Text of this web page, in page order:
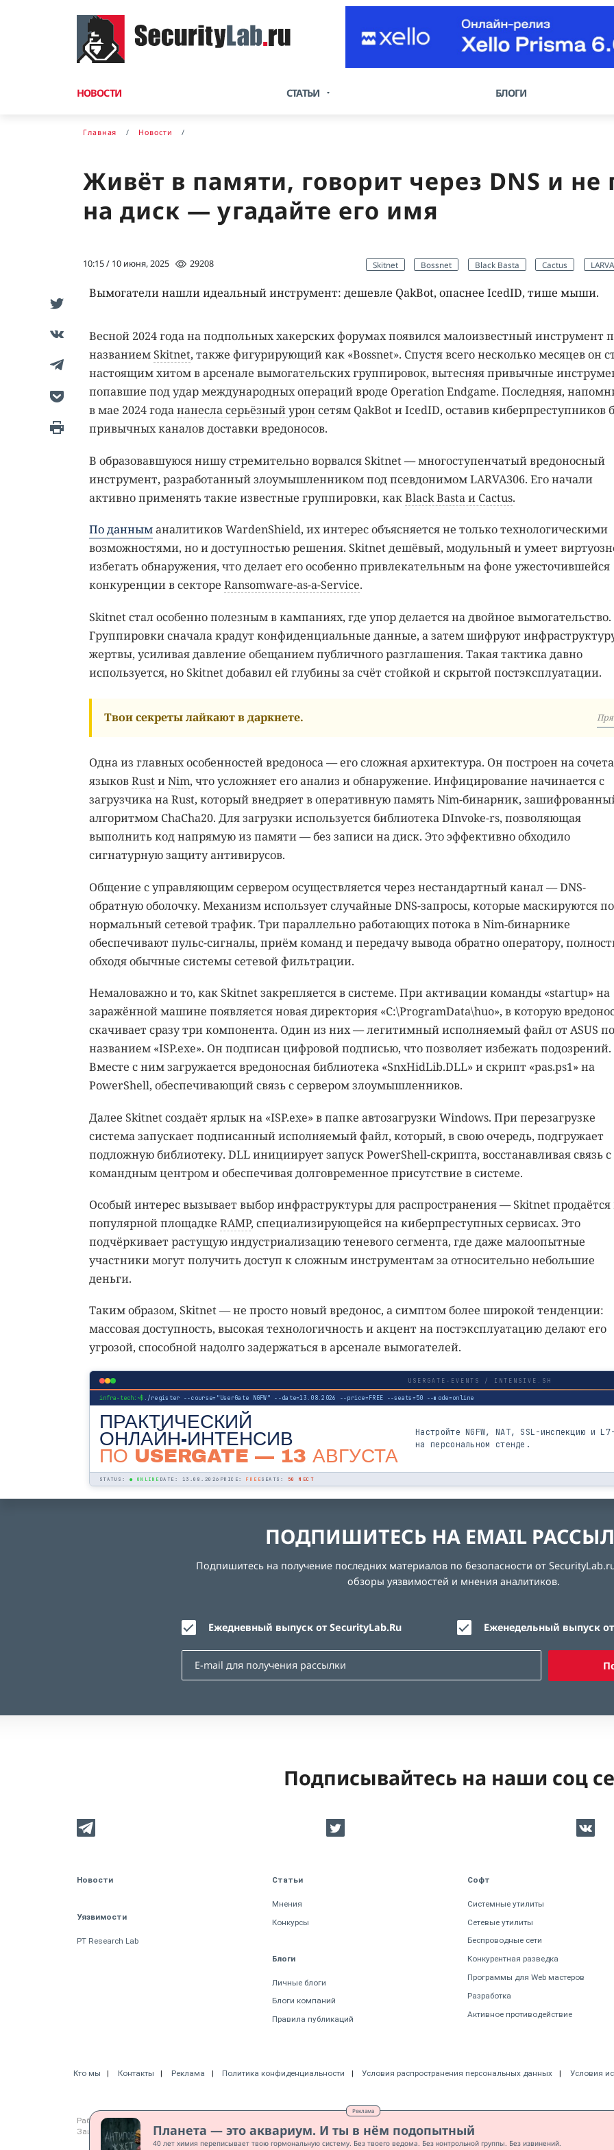
НОВОСТИ СТАТЬИ БЛОГИ
Реклама
Планета — это аквариум. И ты в нём подопытный
40 лет химия переписывает твою гормональную систему. Без твоего ведома. Без контрольной группы. Без извинений.
Главная Новости
Живёт в памяти, говорит через DNS и
на диск — угадайте его имя
10:15 / 10 июня, 2025 29208 Skitnet Bossnet Black Basta Cactus
Вымогатели нашли идеальный инструмент: дешевле QakBot, опаснее IcedID, тише мыши.
Весной 2024 года на подпольных хакерских форумах появился малоизвестный инструмент
названиемSkitnet, также фигурирующий как «Bossnet». Спустя всего несколько месяцев он
настоящим хитом в арсенале вымогательских группировок, вытесняя привычные
попавшие под удар международных операций вроде Operation Endgame. Последняя,
в мае 2024 годананесла серьёзный уронсетям QakBot и IcedID, оставив киберпреступников
привычных каналов доставки вредоносов.
В образовавшуюся нишу стремительно ворвался Skitnet — многоступенчатый вредоносный
инструмент, разработанный злоумышленником под псевдонимом LARVA306. Его начали
активно применять такие известные группировки, какBlack Basta и Cactus.
По данныманалитиков WardenShield, их интерес объясняется не только технологическими
возможностями, но и доступностью решения. Skitnet дешёвый, модульный и умеет
избегать обнаружения, что делает его особенно привлекательным на фоне ужесточившейся
конкуренции в секторе Ransomware-as-a-Service.
Skitnet стал особенно полезным в кампаниях, где упор делается на двойное вымогательство.
Группировки сначала крадут конфиденциальные данные, а затем шифруют
жертвы, усиливая давление обещанием публичного разглашения. Такая тактика давно
используется, но Skitnet добавил ей глубины за счёт стойкой и скрытой постэксплуатации.
Твои секреты лайкают в даркнете.
Одна из главных особенностей вредоноса — его сложная архитектура. Он построен на
языковRustиNim, что усложняет его анализ и обнаружение. Инфицирование начинается с
загрузчика на Rust, который внедряет в оперативную память Nim-бинарник,
алгоритмом ChaCha20. Для загрузки используется библиотека DInvoke-rs, позволяющая
выполнить код напрямую из памяти — без записи на диск. Это эффективно обходило
сигнатурную защиту антивирусов.
Общение с управляющим сервером осуществляется через нестандартный канал — DNS-
обратную оболочку. Механизм использует случайные DNS-запросы, которые маскируются
нормальный сетевой трафик. Три параллельно работающих потока в Nim-бинарнике
обеспечивают пульс-сигналы, приём команд и передачу вывода обратно оператору,
обходя обычные системы сетевой фильтрации.
Немаловажно и то, как Skitnet закрепляется в системе. При активации команды «startup» на
заражённой машине появляется новая директория «C:\ProgramData\huo», в которую
скачивает сразу три компонента. Один из них — легитимный исполняемый файл от ASUS
названием «ISP.exe». Он подписан цифровой подписью, что позволяет избежать подозрений.
Вместе с ним загружается вредоносная библиотека «SnxHidLib.DLL» и скрипт «pas.ps1» на
PowerShell, обеспечивающий связь с сервером злоумышленников.
Далее Skitnet создаёт ярлык на «ISP.exe» в папке автозагрузки Windows. При перезагрузке
система запускает подписанный исполняемый файл, который, в свою очередь, подгружает
подложную библиотеку. DLL инициирует запуск PowerShell-скрипта, восстанавливая связь с
командным центром и обеспечивая долговременное присутствие в системе.
Особый интерес вызывает выбор инфраструктуры для распространения — Skitnet продаётся
популярной площадке RAMP, специализирующейся на киберпреступных сервисах. Это
подчёркивает растущую индустриализацию теневого сегмента, где даже малоопытные
участники могут получить доступ к сложным инструментам за относительно небольшие
деньги.
Таким образом, Skitnet — не просто новый вредонос, а симптом более широкой тенденции:
массовая доступность, высокая технологичность и акцент на постэксплуатацию делают его
угрозой, способной надолго задержаться в арсенале вымогателей.
USERGATE-EVENTS / INTENSIVE.SH
infra-tech:~$ ./register --course="UserGate NGFW" --date=13.08.2026 --price=FREE --seats=50 --mode=online
ПРАКТИЧЕСКИЙ
ОНЛАЙН-ИНТЕНСИВ
ПО USERGATE — 13 АВГУСТА
Настройте NGFW, NAT, SSL-инспекцию и
на персональном стенде.
STATUS: ● ONLINE DATE: 13.08.2026 PRICE: FREE SEATS: 50 МЕСТ
ПОДПИШИТЕСЬ НА EMAIL
Подпишитесь на получение последних материалов по безопасности от
обзоры уязвимостей и мнения аналитиков.
Ежедневный выпуск от SecurityLab.Ru Еженедельный выпуск
Подписывайтесь на наши соц
Новости
Уязвимости
PT Research Lab
Статьи
Мнения
Конкурсы
Блоги
Личные блоги
Блоги компаний
Правила публикаций
Софт
Системные утилиты
Сетевые утилиты
Беспроводные сети
Конкурентная разведка
Программы для Web мастеров
Разработка
Активное противодействие
Кто мы Контакты Реклама Политика конфиденциальности Условия распространения персональных данных Условия
Работает на CMS "1С-Битрикс: Управление сайтом"
Защищено CURATOR